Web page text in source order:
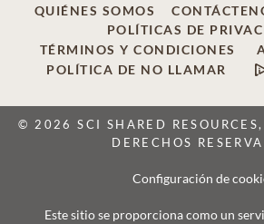
QUIÉNES SOMOS
POLÍTICAS DE
TÉRMINOS Y CONDICIONES
POLÍTICA DE NO LLAMAR
© 2026 SCI SHARED
DERECHOS
Configuración de
Este sitio se proporciona como un